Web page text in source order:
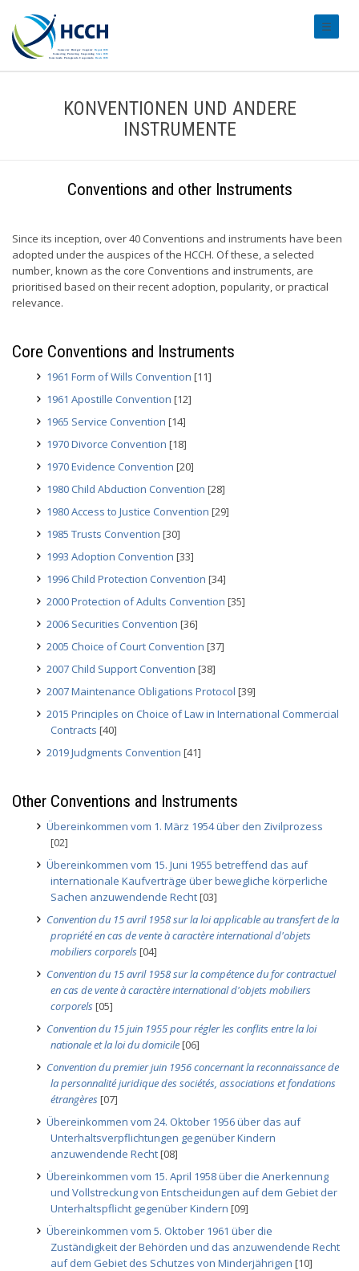
KONVENTIONEN UND ANDERE
INSTRUMENTE
Conventions and other Instruments
Since its inception, over 40 Conventions and instruments have been
adopted under the auspices of the HCCH. Of these, a selected
number, known as the core Conventions and instruments, are
prioritised based on their recent adoption, popularity, or practical
relevance.
Core Conventions and Instruments
1961 Form of Wills Convention [11]
1961 Apostille Convention [12]
1965 Service Convention [14]
1970 Divorce Convention [18]
1970 Evidence Convention [20]
1980 Child Abduction Convention [28]
1980 Access to Justice Convention [29]
1985 Trusts Convention [30]
1993 Adoption Convention [33]
1996 Child Protection Convention [34]
2000 Protection of Adults Convention [35]
2006 Securities Convention [36]
2005 Choice of Court Convention [37]
2007 Child Support Convention [38]
2007 Maintenance Obligations Protocol [39]
2015 Principles on Choice of Law in International Commercial
Contracts [40]
2019 Judgments Convention [41]
Other Conventions and Instruments
Übereinkommen vom 1. März 1954 über den Zivilprozess
[02]
Übereinkommen vom 15. Juni 1955 betreffend das auf
internationale Kaufverträge über bewegliche körperliche
Sachen anzuwendende Recht[03]
Convention du 15 avril 1958 sur la loi applicable au transfert de la
propriété en cas de vente à caractère international d'objets
mobiliers corporels[04]
Convention du 15 avril 1958 sur la compétence du for contractuel
en cas de vente à caractère international d'objets mobiliers
corporels[05]
Convention du 15 juin 1955 pour régler les conflits entre la loi
nationale et la loi du domicile[06]
Convention du premier juin 1956 concernant la reconnaissance de
la personnalité juridique des sociétés, associations et fondations
étrangères[07]
Übereinkommen vom 24. Oktober 1956 über das auf
Unterhaltsverpflichtungen gegenüber Kindern
anzuwendende Recht[08]
Übereinkommen vom 15. April 1958 über die Anerkennung
und Vollstreckung von Entscheidungen auf dem Gebiet der
Unterhaltspflicht gegenüber Kindern [09]
Übereinkommen vom 5. Oktober 1961 über die
Zuständigkeit der Behörden und das anzuwendende Recht
auf dem Gebiet des Schutzes von Minderjährigen [10]